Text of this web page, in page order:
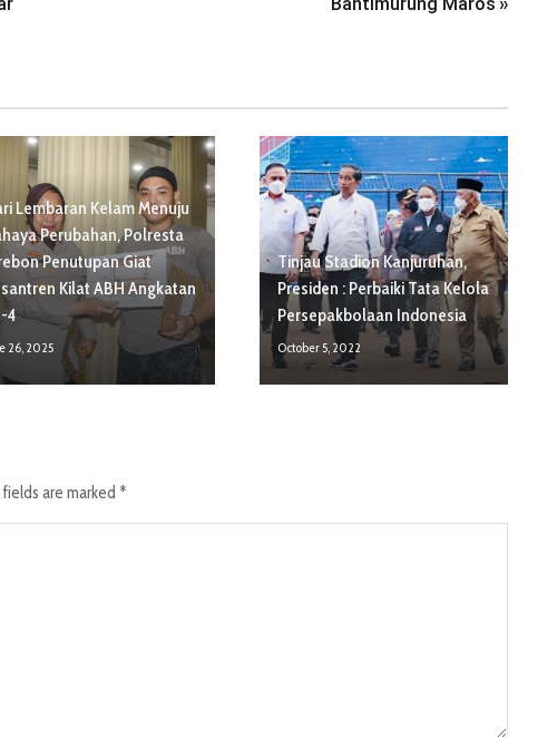
»
Lembaran Kelam Menuju
Perubahan, Polresta
Penutupan Giat
Kilat ABH Angkatan
4
26, 2025
Tinjau Stadion Kanjuruhan,
Presiden : Perbaiki Tata Kelola
Persepakbolaan Indonesia
October 5, 2022
are marked *